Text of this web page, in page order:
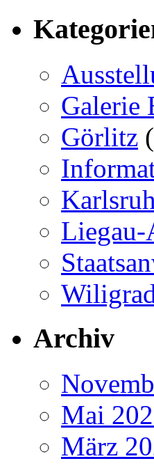
Galerie
Görlitz
Liegau-
Archiv
Mai
März